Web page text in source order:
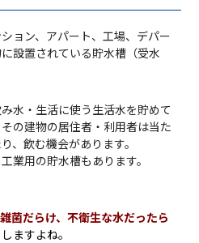
ョン、アパート、工場、デパー
設置されている貯水槽（受水
水・生活に使う生活水を貯めて
の建物の居住者・利用者は当た
、飲む機会があります。
業用の貯水槽もあります。
菌だらけ、不衛生な水だったら
ますよね。